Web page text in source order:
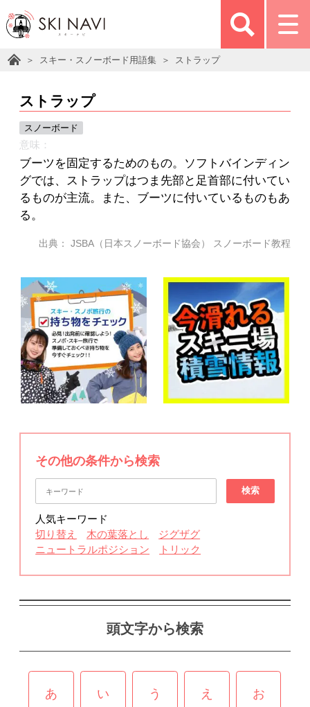
スキー・スノーボード用語集 ストラップ
ストラップ
スノーボード
意味：
ブーツを固定するためのもの。ソフトバインディン
グでは、ストラップはつま先部と足首部に付いてい
るものが主流。また、ブーツに付いているものもあ
る。
出典： JSBA（日本スノーボード協会） スノーボード教程
その他の条件から検索
検索
人気キーワード
切り替え
木の葉落とし
ジグザグ
ニュートラルポジション
トリック
頭文字から検索
あ い う え お